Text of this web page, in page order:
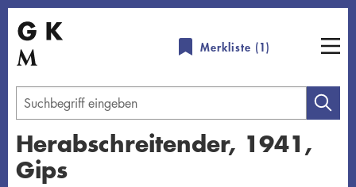
Direkt
zum
Inhalt
Merkliste (1)
Geben
Sie
einen
Suchbegriff
Herabschreitender, 1941,
Gips